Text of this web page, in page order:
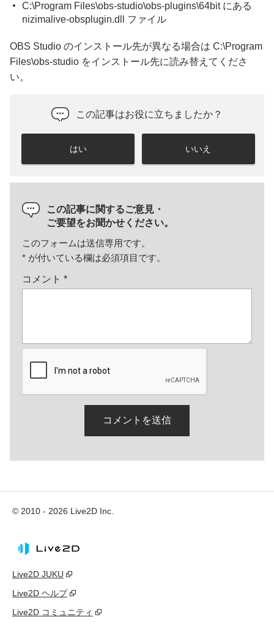
C:\Program Files\obs-studio\obs-plugins\64bit にある
nizimalive-obsplugin.dll ファイル
OBS Studio のインストール先が異なる場合は C:\Program
Files\obs-studio をインストール先に読み替えてくださ
い。
この記事はお役に立ちましたか？
はい いいえ
この記事に関するご意見・
ご要望をお聞かせください。
このフォームは送信専用です。
* が付いている欄は必須項目です。
コメント *
© 2010 - 2026 Live2D Inc.
Live2D JUKU
Live2D ヘルプ
Live2D コミュニティ